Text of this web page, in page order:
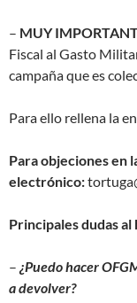
– MUY
Fiscal al Gasto
campaña que es
Para ello rellena la
Para objeciones en
electrónico:
Principales dudas al
– ¿Puedo hacer
a devolver?